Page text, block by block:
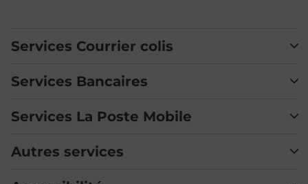
Services Courrier colis
Services Bancaires
Services La Poste Mobile
Autres services